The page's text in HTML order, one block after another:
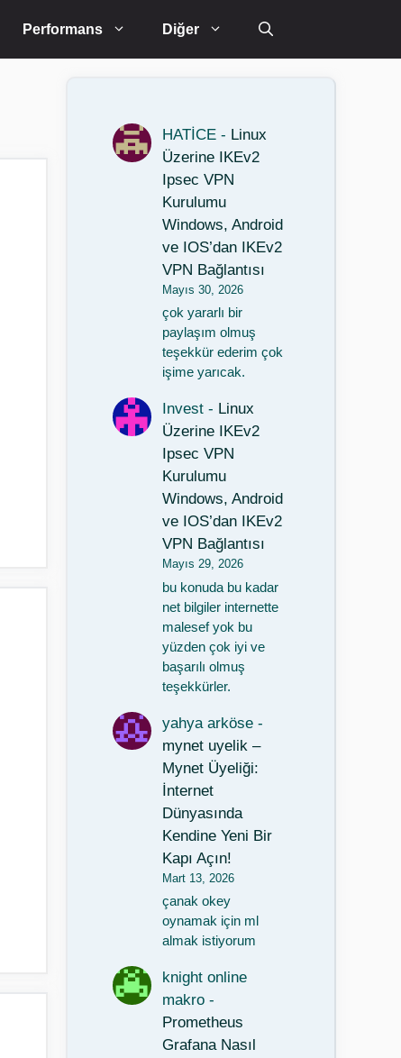
Performans Diğer
HATİCE - Linux
Üzerine IKEv2
Ipsec VPN
Kurulumu
Windows, Android
ve IOS’dan IKEv2
VPN Bağlantısı
Mayıs 30, 2026
çok yararlı bir
paylaşım olmuş
teşekkür ederim çok
işime yarıcak.
Invest - Linux
Üzerine IKEv2
Ipsec VPN
Kurulumu
Windows, Android
ve IOS’dan IKEv2
VPN Bağlantısı
Mayıs 29, 2026
bu konuda bu kadar
net bilgiler internette
malesef yok bu
yüzden çok iyi ve
başarılı olmuş
teşekkürler.
yahya arköse -
mynet uyelik –
Mynet Üyeliği:
İnternet
Dünyasında
Kendine Yeni Bir
Kapı Açın!
Mart 13, 2026
çanak okey
oynamak için ml
almak istiyorum
knight online
makro -
Prometheus
Grafana Nasıl